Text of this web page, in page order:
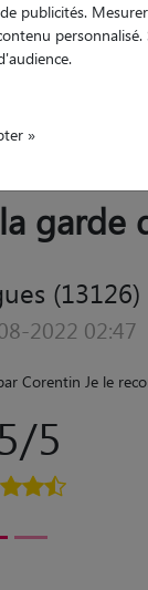
garde
(13126)
2022 02:47
Corentin Je le
5
publicités.
»